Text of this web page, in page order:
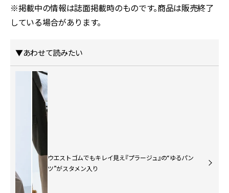
※掲載中の情報は誌面掲載時のものです。商品は販売終了
している場合があります。
▼あわせて読みたい
ウエストゴムでもキレイ見え『プラージュ』の“ゆるパン
ツ”がスタメン入り